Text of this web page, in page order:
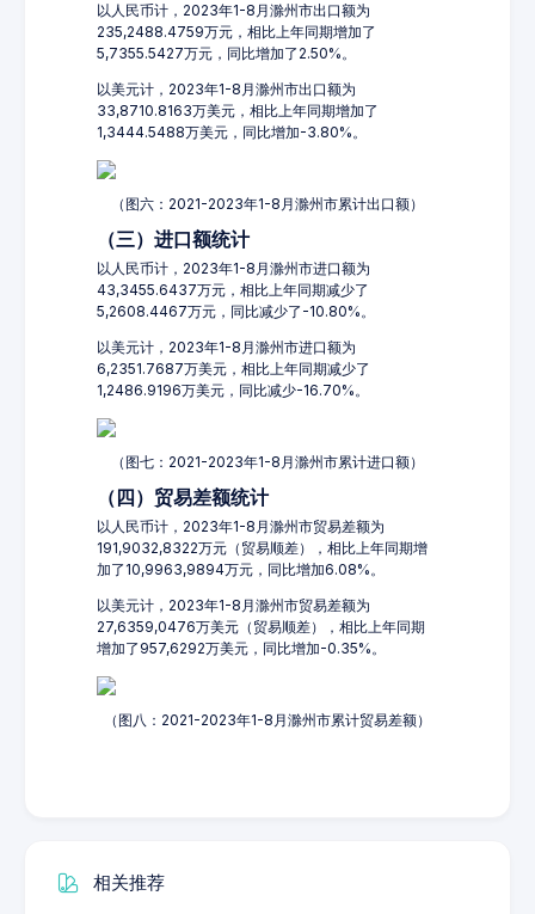
以人民币计，2023年1-8月滁州市出口额为
235,2488.4759万元，相比上年同期增加了
5,7355.5427万元，同比增加了2.50%。
以美元计，2023年1-8月滁州市出口额为
33,8710.8163万美元，相比上年同期增加了
1,3444.5488万美元，同比增加-3.80%。
（图六：2021-2023年1-8月滁州市累计出口额）
（三）进口额统计
以人民币计，2023年1-8月滁州市进口额为
43,3455.6437万元，相比上年同期减少了
5,2608.4467万元，同比减少了-10.80%。
以美元计，2023年1-8月滁州市进口额为
6,2351.7687万美元，相比上年同期减少了
1,2486.9196万美元，同比减少-16.70%。
（图七：2021-2023年1-8月滁州市累计进口额）
（四）贸易差额统计
以人民币计，2023年1-8月滁州市贸易差额为
191,9032,8322万元（贸易顺差），相比上年同期增
加了10,9963,9894万元，同比增加6.08%。
以美元计，2023年1-8月滁州市贸易差额为
27,6359,0476万美元（贸易顺差），相比上年同期
增加了957,6292万美元，同比增加-0.35%。
（图八：2021-2023年1-8月滁州市累计贸易差额）
相关推荐